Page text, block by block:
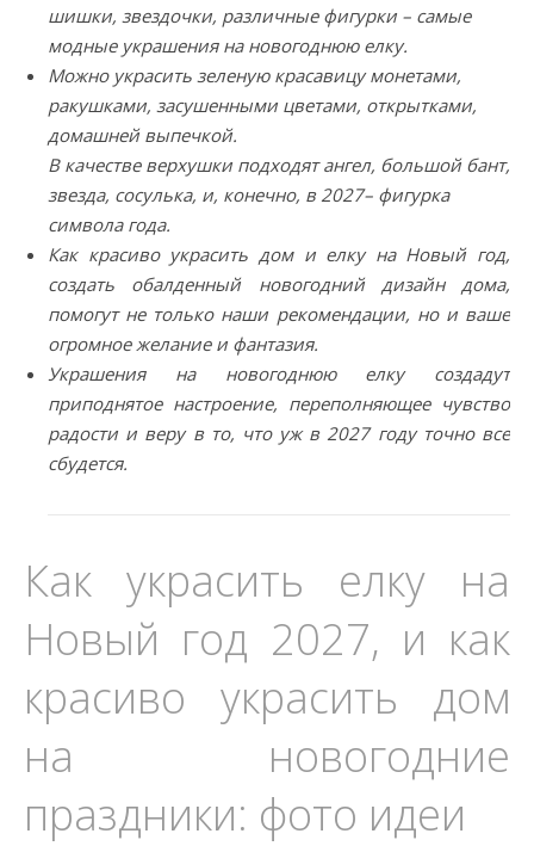
шишки, звездочки, различные фигурки – самые
модные украшения на новогоднюю елку.
Можно украсить зеленую красавицу монетами,
ракушками, засушенными цветами, открытками,
домашней выпечкой.
В качестве верхушки подходят ангел, большой бант,
звезда, сосулька, и, конечно, в 2027– фигурка
символа года.
Как красиво украсить дом и елку на Новый год,
создать обалденный новогодний дизайн дома,
помогут не только наши рекомендации, но и ваше
огромное желание и фантазия.
Украшения на новогоднюю елку создадут
приподнятое настроение, переполняющее чувство
радости и веру в то, что уж в 2027 году точно все
сбудется.
Как украсить елку на
Новый год 2027, и как
красиво украсить дом
на новогодние
праздники: фото идеи